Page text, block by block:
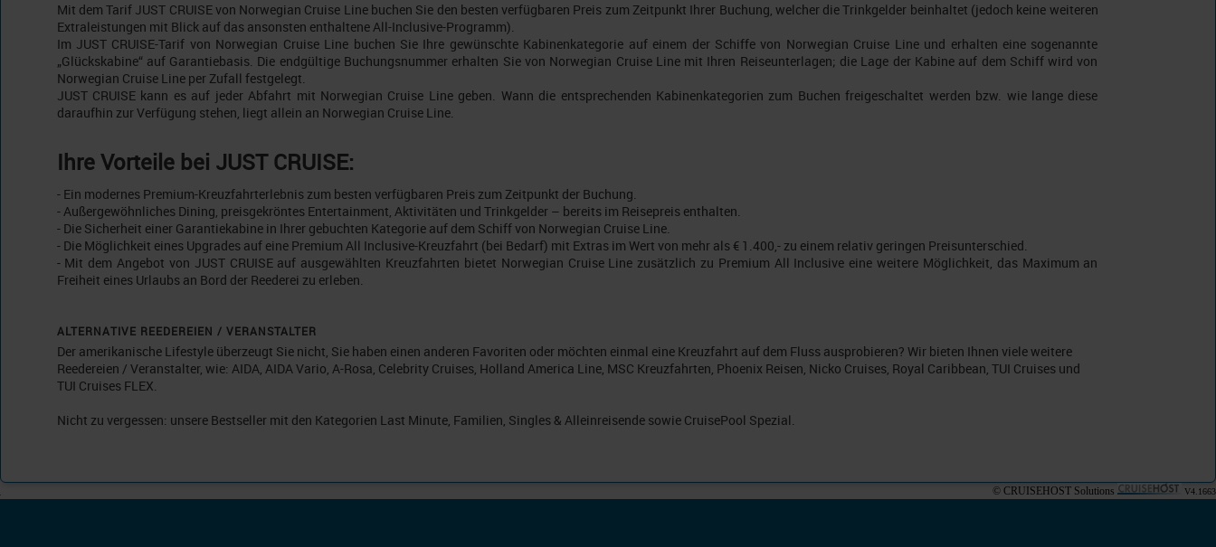
Mit dem Tarif JUST CRUISE von Norwegian Cruise Line buchen Sie den besten verfügbaren Preis zum Zeitpunkt Ihrer Buchung, welcher die Trinkgelder beinhaltet (jedoch keine weiteren
Extraleistungen mit Blick auf das ansonsten enthaltene All-Inclusive-Programm).
Im JUST CRUISE-Tarif von Norwegian Cruise Line buchen Sie Ihre gewünschte Kabinenkategorie auf einem der Schiffe von Norwegian Cruise Line und erhalten eine sogenannte
„Glückskabine“ auf Garantiebasis. Die endgültige Buchungsnummer erhalten Sie von Norwegian Cruise Line mit Ihren Reiseunterlagen; die Lage der Kabine auf dem Schiff wird von
Norwegian Cruise Line per Zufall festgelegt.
JUST CRUISE kann es auf jeder Abfahrt mit Norwegian Cruise Line geben. Wann die entsprechenden Kabinenkategorien zum Buchen freigeschaltet werden bzw. wie lange diese
daraufhin zur Verfügung stehen, liegt allein an Norwegian Cruise Line.
Ihre Vorteile bei JUST CRUISE:
- Ein modernes Premium-Kreuzfahrterlebnis zum besten verfügbaren Preis zum Zeitpunkt der Buchung.
- Außergewöhnliches Dining, preisgekröntes Entertainment, Aktivitäten und Trinkgelder – bereits im Reisepreis enthalten.
- Die Sicherheit einer Garantiekabine in Ihrer gebuchten Kategorie auf dem Schiff von Norwegian Cruise Line.
- Die Möglichkeit eines Upgrades auf eine Premium All Inclusive-Kreuzfahrt (bei Bedarf) mit Extras im Wert von mehr als € 1.400,- zu einem relativ geringen Preisunterschied.
- Mit dem Angebot von JUST CRUISE auf ausgewählten Kreuzfahrten bietet Norwegian Cruise Line zusätzlich zu Premium All Inclusive eine weitere Möglichkeit, das Maximum an
Freiheit eines Urlaubs an Bord der Reederei zu erleben.
ALTERNATIVE REEDEREIEN / VERANSTALTER
Der amerikanische Lifestyle überzeugt Sie nicht, Sie haben einen anderen Favoriten oder möchten einmal eine Kreuzfahrt auf dem Fluss ausprobieren? Wir bieten Ihnen viele weitere
Reedereien / Veranstalter, wie: AIDA, AIDA Vario, A-Rosa, Celebrity Cruises, Holland America Line, MSC Kreuzfahrten, Phoenix Reisen, Nicko Cruises, Royal Caribbean, TUI Cruises und
TUI Cruises FLEX.
Nicht zu vergessen: unsere Bestseller mit den Kategorien Last Minute, Familien, Singles & Alleinreisende sowie CruisePool Spezial.
© CRUISEHOST Solutions V4.1663